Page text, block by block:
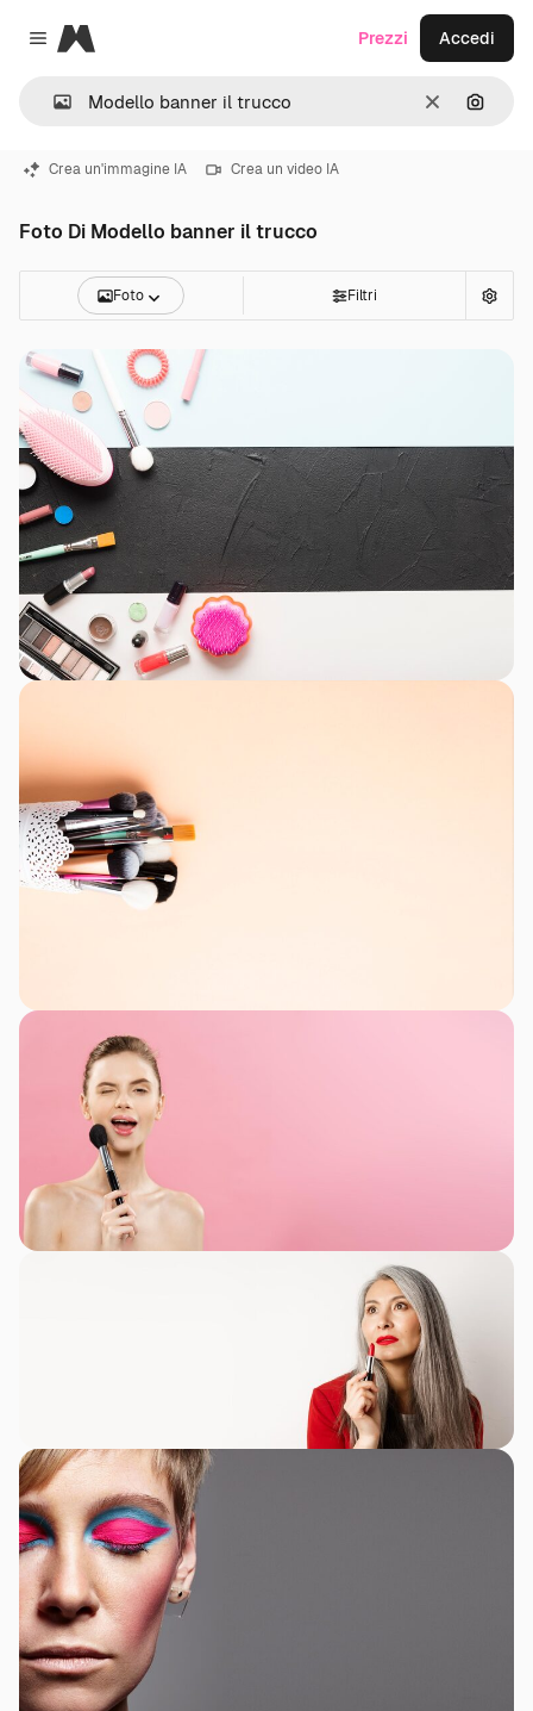
Close menu
Magnific
CancellaCerca
Prezzi Accedi
Crea un'immagine IA Crea un video IA
Foto Di Modello banner il trucco
Foto Filtri